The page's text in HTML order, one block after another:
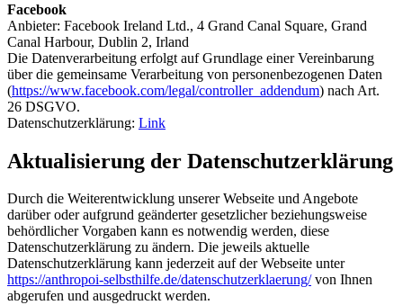
Facebook
Anbieter: Facebook Ireland Ltd., 4 Grand Canal Square, Grand
Canal Harbour, Dublin 2, Irland
Die Datenverarbeitung erfolgt auf Grundlage einer Vereinbarung
über die gemeinsame Verarbeitung von personenbezogenen Daten
(https://www.facebook.com/legal/controller_addendum) nach Art.
26 DSGVO.
Datenschutzerklärung: Link
Aktualisierung der Datenschutzerklärung
Durch die Weiterentwicklung unserer Webseite und Angebote
darüber oder aufgrund geänderter gesetzlicher beziehungsweise
behördlicher Vorgaben kann es notwendig werden, diese
Datenschutzerklärung zu ändern. Die jeweils aktuelle
Datenschutzerklärung kann jederzeit auf der Webseite unter
https://anthropoi-selbsthilfe.de/datenschutzerklaerung/von Ihnen
abgerufen und ausgedruckt werden.